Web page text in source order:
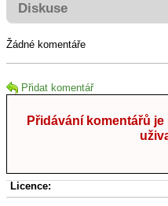
Diskuse
Žádné komentáře
Přidat komentář
Přidávání komentářů
Licence: